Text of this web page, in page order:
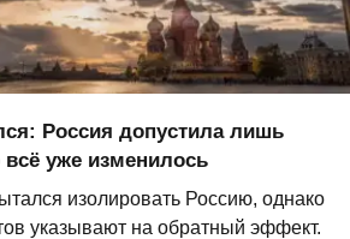
Россия допустила лишь
уже изменилось
изолировать Россию, однако
указывают на обратный эффект.